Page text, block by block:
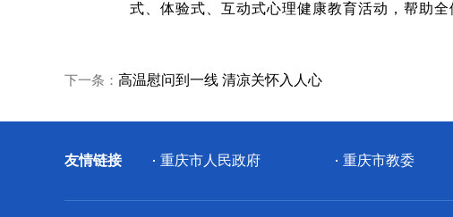
式、体验式、互动式心理健康教育活动，帮助
下一条： 高温慰问到一线 清凉关怀入人心
友情链接 重庆市人民政府 重庆市教委